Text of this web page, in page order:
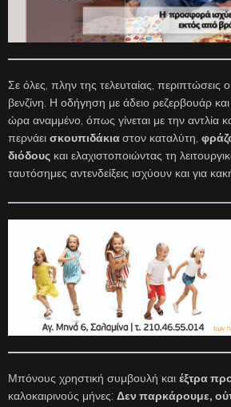
Σε όλες, πλην της τελευταίας, περιπτώσεις
βενζίνη. Η οδήγηση με άδειο ρεζερβουάρ
ώρα αναμμένο, όπως γίνεται με την αντλία
περνάει σκουπιδάκιαστον καταλύτη,
διόδους και ελαχιστοποιώντας τη
ταυτόσημες αντενδείξεις ισχύουν και για
Μπόνους χρηστική συμβουλή και έξτρα
καλοκαιρινούς μήνες: Δεν παρκάρουμε,